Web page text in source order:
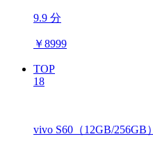
9.9 分
￥8999
TOP
18
vivo S60（12GB/256GB）